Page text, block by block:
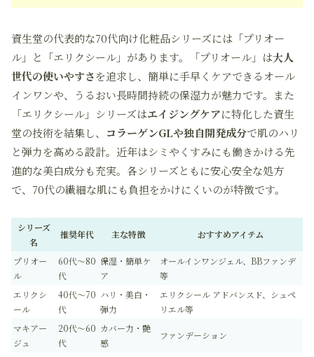
資生堂の代表的な70代向け化粧品シリーズには「プリオー
ル」と「エリクシール」があります。「プリオール」は大人
世代の使いやすさを追求し、簡単に手早くケアできるオール
インワンや、うるおい長時間持続の保湿力が魅力です。また
「エリクシール」シリーズはエイジングケアに特化した資生
堂の技術を結集し、 コラーゲンGLや独自開発成分で肌のハリ
と弾力を高める設計。近年はシミやくすみにも働きかける先
進的な美白成分も充実。各シリーズともに安心安全な処方
で、70代の繊細な肌にも負担をかけにくいのが特徴です。
シリーズ
名
推奨年代 主な特徴 おすすめアイテム
プリオー
ル
60代～80
代
保湿・簡単ケ
ア
オールインワンジェル、BBファンデ
等
エリクシ
ール
40代～70
代
ハリ・美白・
弾力
エリクシール アドバンスド、シュペ
リエル等
マキアー
ジュ
20代～60
代
カバー力・艶
感
ファンデーション